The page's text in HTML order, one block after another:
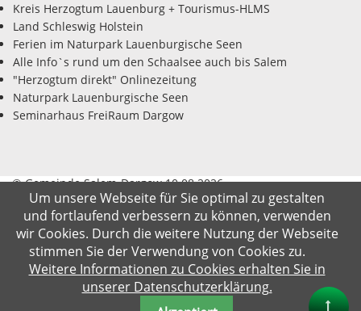
Kreis Herzogtum Lauenburg + Tourismus-HLMS
Land Schleswig Holstein
Ferien im Naturpark Lauenburgische Seen
Alle Info`s rund um den Schaalsee auch bis Salem
"Herzogtum direkt" Onlinezeitung
Naturpark Lauenburgische Seen
Seminarhaus FreiRaum Dargow
© Gemeinde Salem-Dargow 10.08.2026
Impressum Datenschutz Kontakt Suche
Um unsere Webseite für Sie optimal zu gestalten
und fortlaufend verbessern zu können, verwenden
wir Cookies. Durch die weitere Nutzung der Webseite
stimmen Sie der Verwendung von Cookies zu.
Weitere Informationen zu Cookies erhalten Sie in
unserer Datenschutzerklärung.